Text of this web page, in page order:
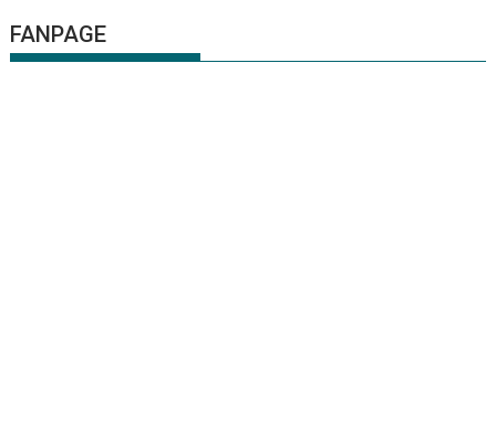
FANPAGE